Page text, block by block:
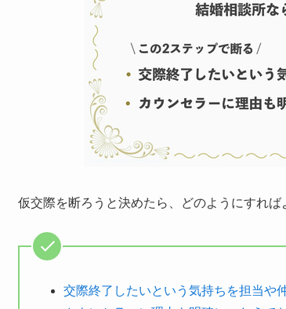
仮交際を断ろうと決めたら、どのようにすれば
交際終了したいという気持ちを担当や